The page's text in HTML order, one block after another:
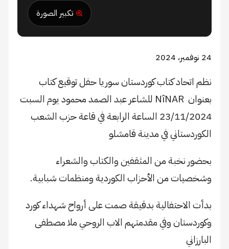
تكبير الصورة
24 نوفمبر، 2024
نظم اتحاد كتاب كوردستان سوريا حفل توقيع كتاب
بعنوان NîNAR للشاعر عبد الصمد محمود يوم السبت
23/11/2024 الساعة الرابعة في قاعة حزب الشعب
الكوردستاني في مدينة قامشلو
بحضور نخبة من المثقفين والكتاب والشعراء
وشخصيات من الأحزاب الكوردية ومنظمات شبابية.
بدأت الاحتفالية بدقيقة صمت على أرواح شهداء كورد
وكوردستان وفي مقدمتهم الاب الروحي ملا مصطفى
البارزاني